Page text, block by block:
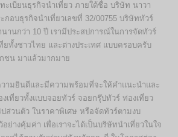
เบียนธุรกิจนำเที่ยว ภายใต้ชื่อ บริษัท นาวา
อบธุรกิจนำเที่ยวเลขที่ 32/00755 บริษัททัวร์
นานกว่า 10 ปี เรามีประสปการณ์ในการจัดทัวร์
ยทั้งชาวไทย และต่างประเทศ แบบครอบครับ
ชน มาแล้วมากมาย
ามยินดีและมีความพร้อมที่จะให้คำแนะนำและ
เที่ยวทั้งแบบจอยทัวร์ จอยกรุ๊ปทัวร์ ท่องเที่ยว
วนตัว ในราคาพิเศษ หรือจัดทัวร์ตามงบ
ย่างคุ้มค่า เพื่อเราจะได้เป็นบริษัทนำเที่ยวในใจ